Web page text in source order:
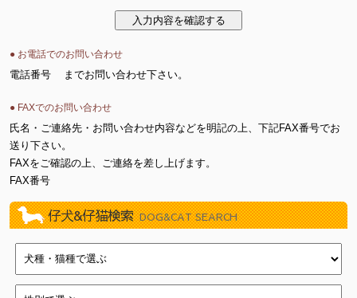
● お電話でのお問い合わせ
電話番号
までお問い合わせ下さい。
● FAXでのお問い合わせ
氏名・ご連絡先・お問い合わせ内容などを明記の上、下記FAX番号でお
送り下さい。
FAXをご確認の上、ご連絡を差し上げます。
FAX番号
仔犬&仔猫検索 DOG&CAT SEARCH